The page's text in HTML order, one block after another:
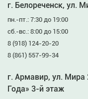
г. Белореченск, ул.
пн.-пт.: 7:30 до 19:00
сб.-вс.: 8:00 до 15:00
8 (918) 124-20-20
8 (861) 557-99-34
г. Армавир, ул. Мира
Года» 3-й этаж